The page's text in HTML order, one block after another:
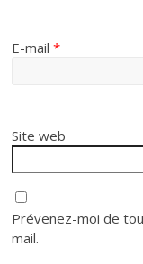
E-mail*
Site web
Prévenez-moi de
mail.